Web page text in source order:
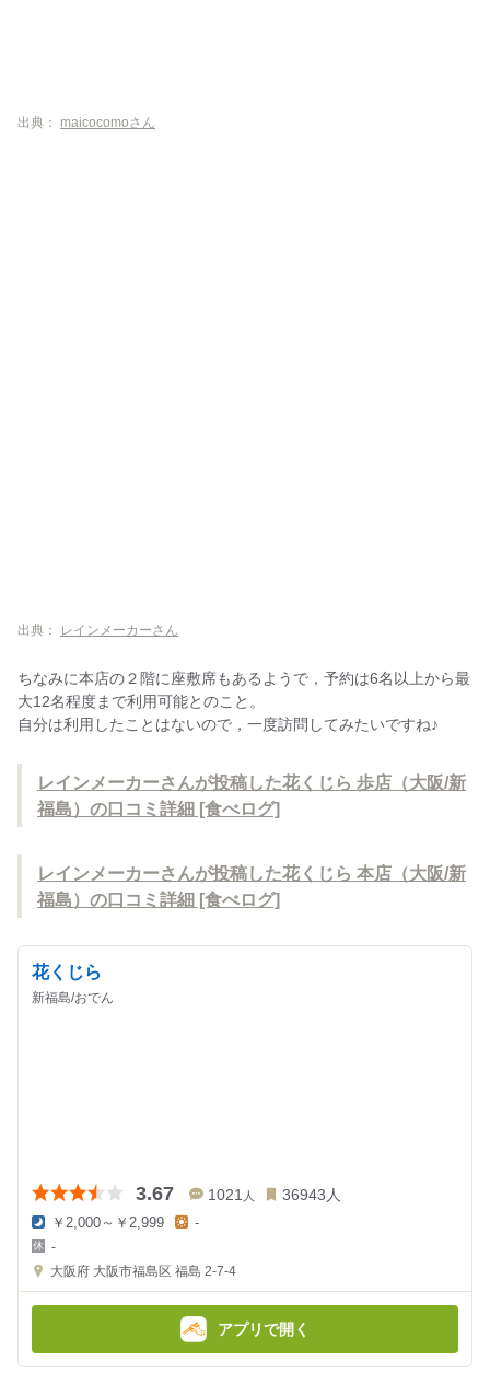
出典： maicocomoさん
出典： レインメーカーさん
ちなみに本店の２階に座敷席もあるようで，予約は6名以上から最
大12名程度まで利用可能とのこと。
自分は利用したことはないので，一度訪問してみたいですね♪
レインメーカーさんが投稿した花くじら 歩店（大阪/新
福島）の口コミ詳細 [食べログ]
レインメーカーさんが投稿した花くじら 本店（大阪/新
福島）の口コミ詳細 [食べログ]
花くじら
新福島/おでん
3.67 1021 人 36943 人
夜
の
金
￥2,000～￥2,999
金
額
-
-
大阪府 大阪市福島区 福島 2-7-4
アプリで開く